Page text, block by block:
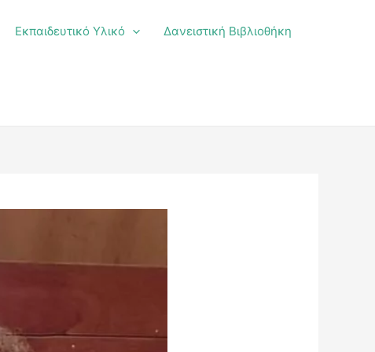
Εκπαιδευτικό Υλικό Δανειστική Βιβλιοθήκη